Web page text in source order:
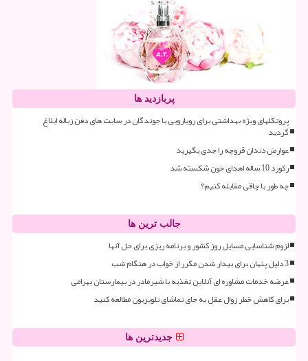
پربازدید ها
پروتکلهای ویژه بهداشتی برای رویارویی با جوندگان در سایت های دفن زباله ابلاغ
گردید
عوارض دندان قروچه را جدی بگیرید
رکورد 10 ساله اهدای خون شکسته شد
چه طور با چاقی مقابله کنیم؟
جالب ترین ها
لزوم شناسایی مسایل روز کشور و برنامه ریزی برای حل آنها
3 دلیل پنهان برای بیدار شدن مکرر از خواب در هنگام شب
عرضه خدمات مشاوره ای آنلاین تغذیه با شیرمادر در بیمارستان بهرامی
برای کاهش خطر زوال عقل به جای تماشای تلویزیون مطالعه کنید
جدیدترین ها